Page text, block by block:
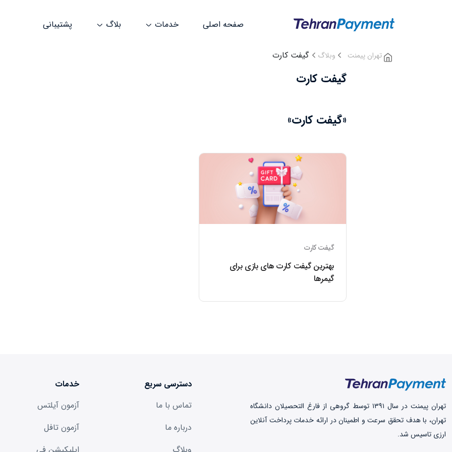
صفحه اصلی خدمات بلاگ پشتیبانی
تهران پیمنت وبلاگ گیفت کارت‌
گیفت کارت‌
«گیفت کارت‌»
گیفت کارت‌
بهترین گیفت کارت های بازی برای
گیمرها
تهران‌ پیمنت در سال ۱۳۹۱ توسط گروهی از فارغ التحصیلان دانشگاه
تهران، با هدف تحقق سرعت و اطمینان در ارائه خدمات پرداخت‌ آنلاین
ارزی تاسیس شد.
دسترسی سریع
تماس با ما
درباره ما
خدمات
آزمون آیلتس
آزمون تافل